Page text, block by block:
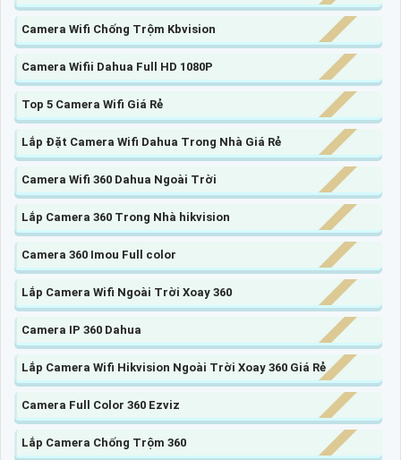
Camera Wifi Chống Trộm Kbvision
Camera Wifii Dahua Full HD 1080P
Top 5 Camera Wifi Giá Rẻ
Lắp Đặt Camera Wifi Dahua Trong Nhà Giá Rẻ
Camera Wifi 360 Dahua Ngoài Trời
Lắp Camera 360 Trong Nhà hikvision
Camera 360 Imou Full color
Lắp Camera Wifi Ngoài Trời Xoay 360
Camera IP 360 Dahua
Lắp Camera Wifi Hikvision Ngoài Trời Xoay 360 Giá Rẻ
Camera Full Color 360 Ezviz
Lắp Camera Chống Trộm 360